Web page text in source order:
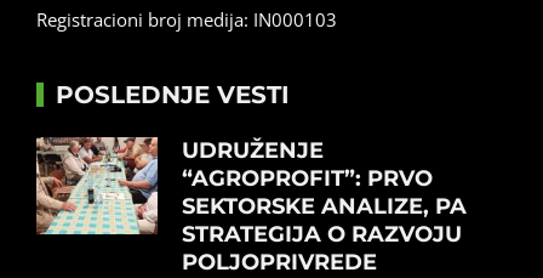
Registracioni broj medija: IN000103
POSLEDNJE VESTI
UDRUŽENJE
“AGROPROFIT”: PRVO
SEKTORSKE ANALIZE, PA
STRATEGIJA O RAZVOJU
POLJOPRIVREDE